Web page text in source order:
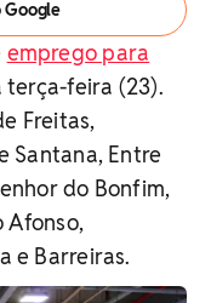
Google
emprego para
terça-feira (23).
Freitas,
Santana, Entre
do Bonfim,
Afonso,
e Barreiras.